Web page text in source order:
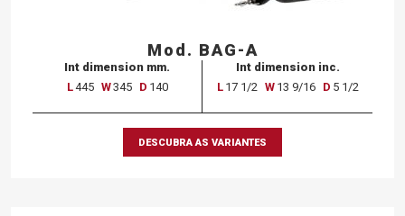
Mod. BAG-A
Int dimension mm.
L445 W345 D 140
Int dimension inc.
L 17 1/2 W 13 9/16 D 5 1/2
DESCUBRA AS VARIANTES